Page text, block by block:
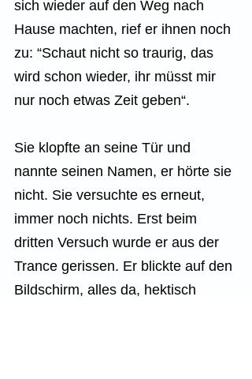
sich wieder auf den Weg nach
Hause machten, rief er ihnen noch
zu: “Schaut nicht so traurig, das
wird schon wieder, ihr müsst mir
nur noch etwas Zeit geben“.
Sie klopfte an seine Tür und
nannte seinen Namen, er hörte sie
nicht. Sie versuchte es erneut,
immer noch nichts. Erst beim
dritten Versuch wurde er aus der
Trance gerissen. Er blickte auf den
Bildschirm, alles da, hektisch